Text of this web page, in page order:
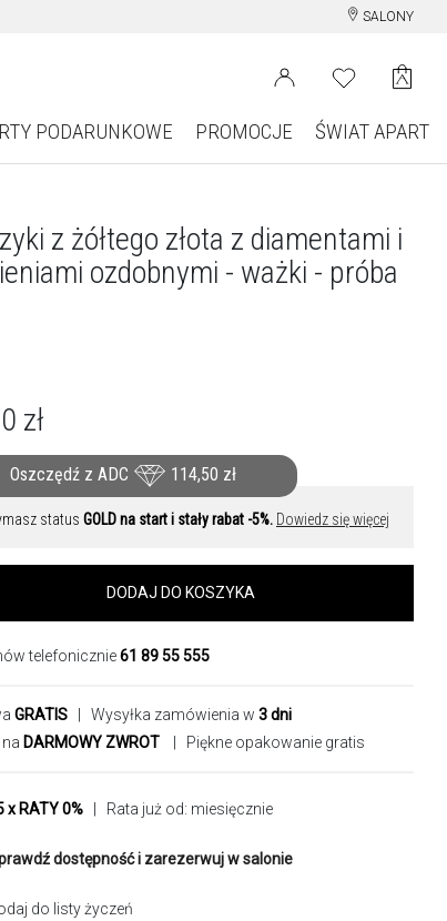
SALONY
PODARUNKOWE PROMOCJE ŚWIAT APART
z żółtego złota z diamentami i
ozdobnymi - ważki - próba
zł
Oszczędź z ADC 114,50 zł
status GOLD na start i stały rabat -5%. Dowiedz się więcej
DODAJ DO KOSZYKA
telefonicznie61 89 55 555
GRATIS | Wysyłka zamówienia w 3 dni
DARMOWY ZWROT | Piękne opakowanie gratis
x RATY 0% | Rata już od: miesięcznie
dostępność i zarezerwuj w salonie
do listy życzeń